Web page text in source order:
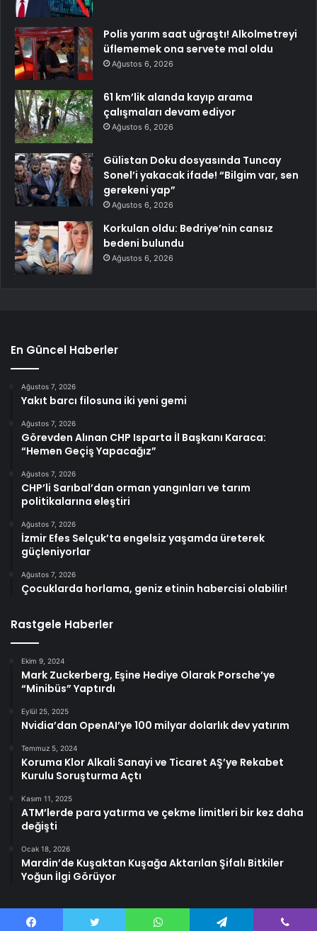
Polis yarım saat uğraştı! Alkolmetreyi
üflememek ona servete mal oldu
Ağustos 6, 2026
61 km’lik alanda kayıp arama
çalışmaları devam ediyor
Ağustos 6, 2026
Gülistan Doku dosyasında Tuncay
Sonel’i yakacak ifade! “Bilgim var, sen
gerekeni yap”
Ağustos 6, 2026
Korkulan oldu: Bedriye’nin cansız
bedeni bulundu
Ağustos 6, 2026
En Güncel Haberler
Ağustos 7, 2026
Yakıt barcı filosuna iki yeni gemi
Ağustos 7, 2026
Görevden Alınan CHP Isparta İl Başkanı Karaca:
“Hemen Geçiş Yapacağız”
Ağustos 7, 2026
CHP’li Sarıbal’dan orman yangınları ve tarım
politikalarına eleştiri
Ağustos 7, 2026
İzmir Efes Selçuk’ta engelsiz yaşamda üreterek
güçleniyorlar
Ağustos 7, 2026
Çocuklarda horlama, geniz etinin habercisi olabilir!
Rastgele Haberler
Ekim 9, 2024
Mark Zuckerberg, Eşine Hediye Olarak Porsche’ye
“Minibüs” Yaptırdı
Eylül 25, 2025
Nvidia’dan OpenAI’ye 100 milyar dolarlık dev yatırım
Temmuz 5, 2024
Koruma Klor Alkali Sanayi ve Ticaret AŞ’ye Rekabet
Kurulu Soruşturma Açtı
Kasım 11, 2025
ATM’lerde para yatırma ve çekme limitleri bir kez daha
değişti
Ocak 18, 2026
Mardin’de Kuşaktan Kuşağa Aktarılan Şifalı Bitkiler
Yoğun İlgi Görüyor